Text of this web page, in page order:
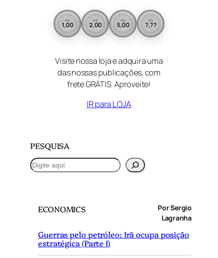
R$
1,00
R$
2,00
R$
5,00
R$
?,??
Visite nossa loja e adquira uma
das nossas publicações, com
frete GRÁTIS. Aproveite!
IR para LOJA
PESQUISA
P
e
ECONOMICS
Por Sergio
Lagranha
Guerras pelo petróleo: Irã ocupa posição
estratégica (Parte I)